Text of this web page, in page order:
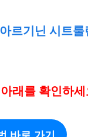
기닌 시트
래를 확인하세